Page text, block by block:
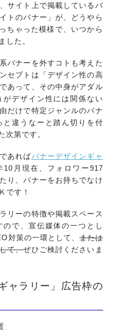
サイト上で掲載しているバ
トのバナー」が、どうやら
ちゃった模様で、いつから
した。
バナーを外すコトも考えた
セプトは「デザイン性の高
あって、その中身がアダル
がデザイン性には関係ない
だけで特定ジャンルのバナ
違うなーと踏ん切りを付
次第です。
あればバナーデザインギャ
10月現在、フォロワー917
り、バナーをお持ちでなけ
です！
リーの特徴や掲載スペース
で、宣伝媒体の一つとし
対策の一環として、または
て、ぜひご検討くださいま
ャラリー」広告枠の